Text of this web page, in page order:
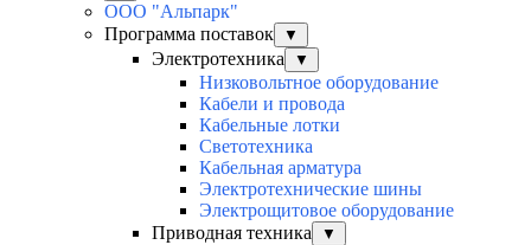
ООО "Альпарк"
Программа поставок
▼
Электротехника ▼
Низковольтное оборудование
Кабели и провода
Кабельные лотки
Светотехника
Кабельная арматура
Электротехнические шины
Электрощитовое оборудование
Приводная техника
▼